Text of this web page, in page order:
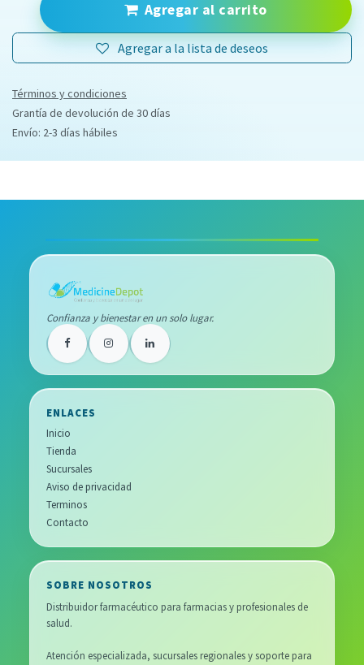
Agregar al carrito
Agregar a la lista de deseos
Términos y condiciones
Grantía de devolución de 30 días
Envío: 2-3 días hábiles
Confianza y bienestar en un solo lugar.
ENLACES
Inicio
Tienda
Sucursales
Aviso de privacidad
Terminos
Contacto
SOBRE NOSOTROS
Distribuidor farmacéutico para farmacias y profesionales de
salud.
Atención especializada, sucursales regionales y soporte para